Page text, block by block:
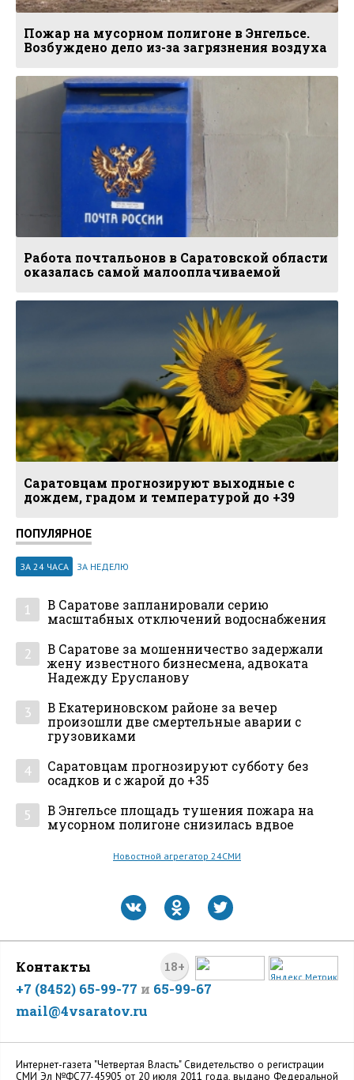
Пожар на мусорном полигоне в Энгельсе.
Возбуждено дело из-за загрязнения воздуха
Работа почтальонов в Саратовской области
оказалась самой малооплачиваемой
Саратовцам прогнозируют выходные с
дождем, градом и температурой до +39
ПОПУЛЯРНОЕ
ЗА 24 ЧАСА ЗА НЕДЕЛЮ
1
В Саратове запланировали серию
масштабных отключений водоснабжения
2
В Саратове за мошенничество задержали
жену известного бизнесмена, адвоката
Надежду Ерусланову
3
В Екатериновском районе за вечер
произошли две смертельные аварии с
грузовиками
4
Саратовцам прогнозируют субботу без
осадков и с жарой до +35
5
В Энгельсе площадь тушения пожара на
мусорном полигоне снизилась вдвое
Новостной агрегатор 24СМИ
18+
Контакты
+7 (8452) 65-99-77 и 65-99-67
mail@4vsaratov.ru
Интернет-газета "Четвертая Власть" Cвидетельство о регистрации
СМИ Эл №ФС77-45905 от 20 июля 2011 года, выдано Федеральной